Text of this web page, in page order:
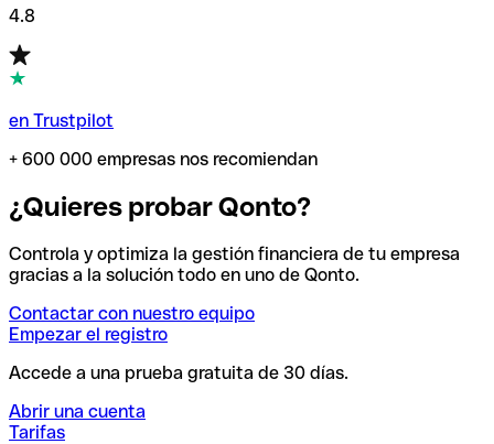
4.8
en Trustpilot
+ 600 000 empresas nos recomiendan
¿Quieres probar Qonto?
Controla y optimiza la gestión financiera de tu empresa
gracias a la solución todo en uno de Qonto.
Contactar con nuestro equipo
Empezar el registro
Accede a una prueba gratuita de 30 días.
Abrir una cuenta
Tarifas